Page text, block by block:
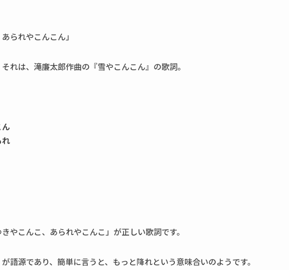
られやこんこん」
れは、滝廉太郎作曲の『雪やこんこん』の歌詞。
やこんこ、あられやこんこ」が正しい歌詞です。
語源であり、簡単に言うと、もっと降れという意味合いのようです。